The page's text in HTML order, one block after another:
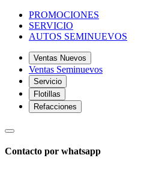
PROMOCIONES
SERVICIO
AUTOS SEMINUEVOS
Ventas Nuevos
Ventas Seminuevos
Servicio
Flotillas
Refacciones
Contacto por whatsapp